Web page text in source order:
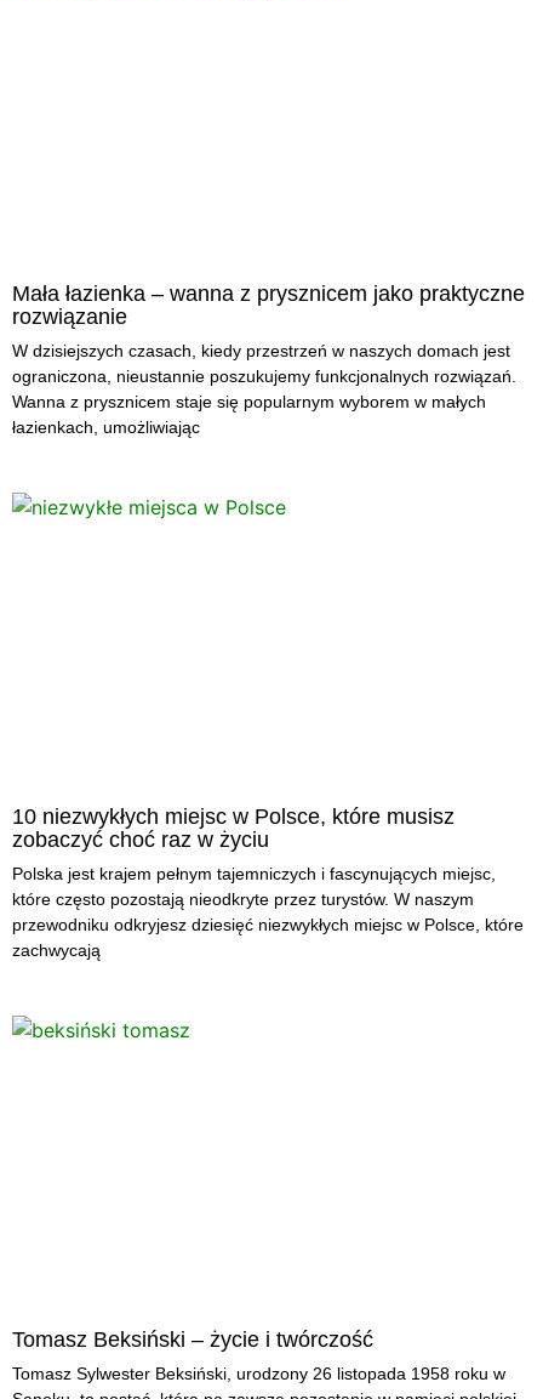
Mała łazienka – wanna z prysznicem jako praktyczne
rozwiązanie
W dzisiejszych czasach, kiedy przestrzeń w naszych domach jest
ograniczona, nieustannie poszukujemy funkcjonalnych rozwiązań.
Wanna z prysznicem staje się popularnym wyborem w małych
łazienkach, umożliwiając
10 niezwykłych miejsc w Polsce, które musisz
zobaczyć choć raz w życiu
Polska jest krajem pełnym tajemniczych i fascynujących miejsc,
które często pozostają nieodkryte przez turystów. W naszym
przewodniku odkryjesz dziesięć niezwykłych miejsc w Polsce, które
zachwycają
Tomasz Beksiński – życie i twórczość
Tomasz Sylwester Beksiński, urodzony 26 listopada 1958 roku w